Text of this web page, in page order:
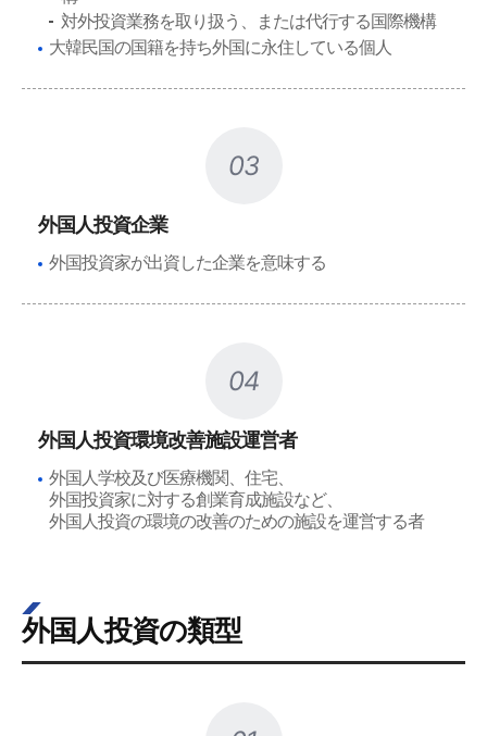
対外投資業務を取り扱う、または代行する国際機構
大韓民国の国籍を持ち外国に永住している個人
03
外国人投資企業
外国投資家が出資した企業を意味する
04
外国人投資環境改善施設運営者
外国人学校及び医療機関、住宅、
外国投資家に対する創業育成施設など、
外国人投資の環境の改善のための施設を運営する者
外国人投資の類型